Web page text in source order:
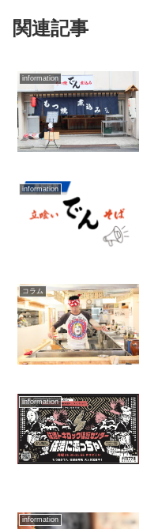
関連記事
information
information
コラム
information
information